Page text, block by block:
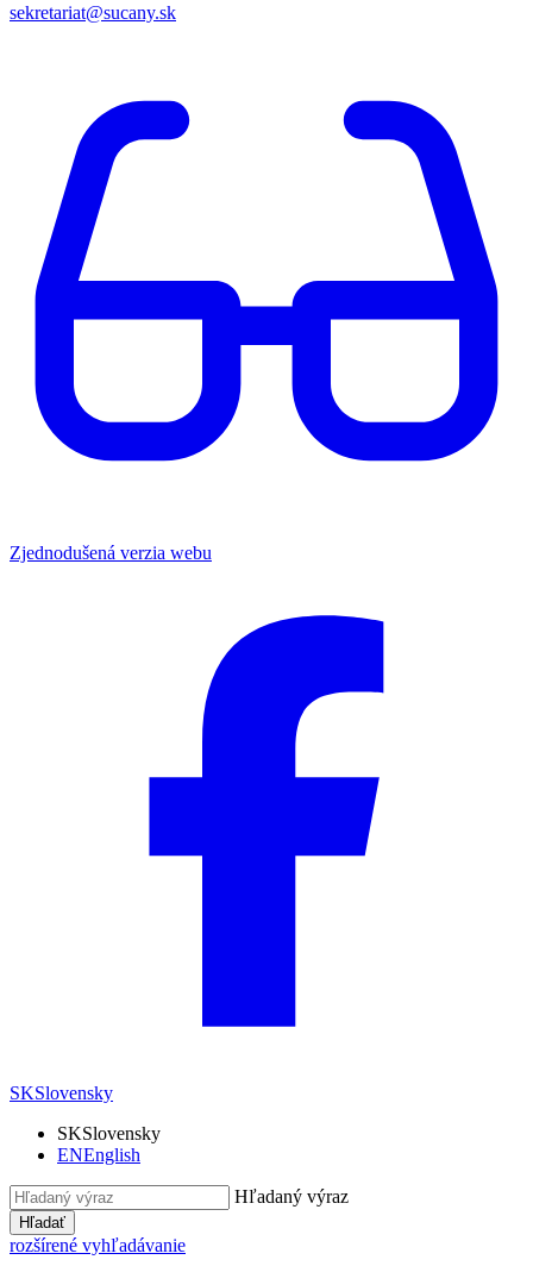
sekretariat@sucany.sk
Zjednodušená verzia webu
SKSlovensky
SKSlovensky
ENEnglish
Hľadaný výraz
Hľadať
rozšírené vyhľadávanie